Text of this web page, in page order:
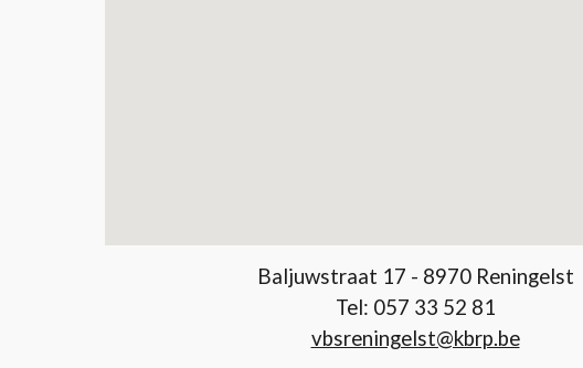
Baljuwstraat 17 - 8970 Reningelst
Tel: 057 33 52 81
vbsreningelst@kbrp.be